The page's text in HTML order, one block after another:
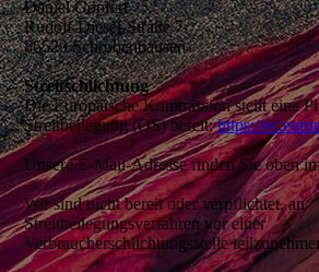
Daniel Göpfert
Rudolf-Diesel-Straße 7
86529 Schrobenhausen
Streitschlichtung
Die Europäische Kommission stellt eine
Streitbeilegung (OS) bereit:https://
Unsere E-Mail-Adresse finden Sie oben
Wir sind nicht bereit oder verpflichtet, an
Streitbeilegungsverfahren vor einer
Verbraucherschlichtungsstelle